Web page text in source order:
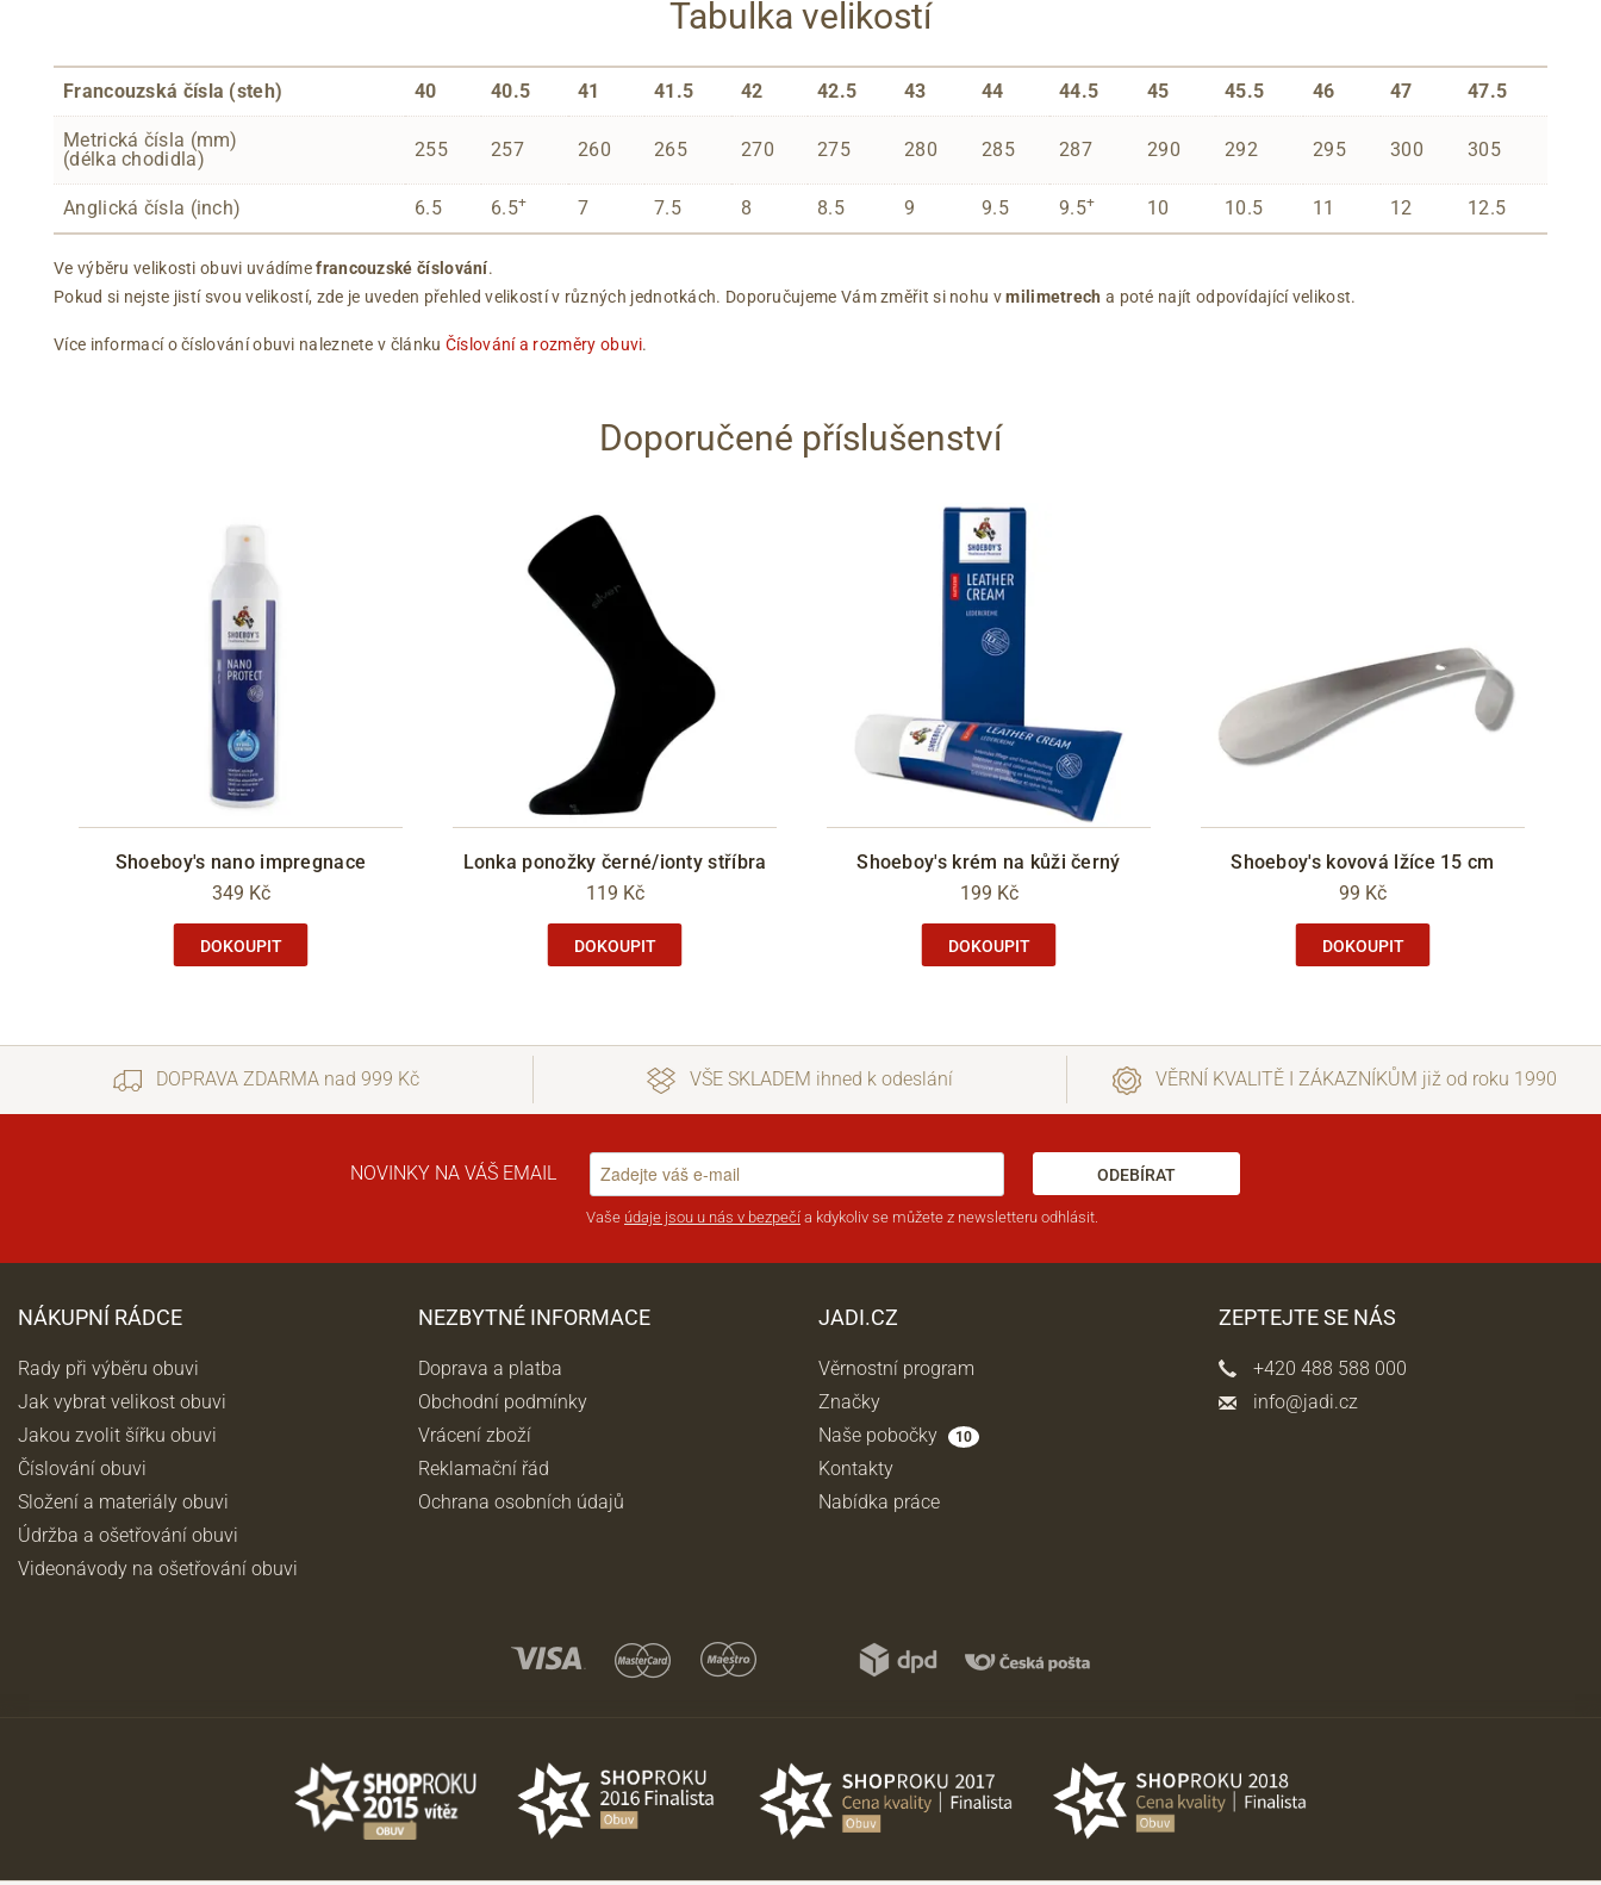
Tabulka velikostí
Francouzská čísla (steh) 40 40.5 41 41.5 42 42.5 43 44 44.5 45 45.5 46 47 47.5
Metrická čísla (mm)
(délka chodidla)
255 257 260 265 270 275 280 285 287 290 292 295 300 305
Anglická čísla (inch) 6.5 6.5+ 7 7.5 8 8.5 9 9.5 9.5+ 10 10.5 11 12 12.5
Ve výběru velikosti obuvi uvádímefrancouzské číslování.
Pokud si nejste jistí svou velikostí, zde je uveden přehled velikostí v různých jednotkách. Doporučujeme Vám změřit si nohu vmilimetrech a poté najít odpovídající velikost.
Více informací o číslování obuvi naleznete v článku Číslování a rozměry obuvi.
Doporučené příslušenství
Shoeboy's nano impregnace
349 Kč
DOKOUPIT
Lonka ponožky černé/ionty stříbra
119 Kč
DOKOUPIT
Shoeboy's krém na kůži černý
199 Kč
DOKOUPIT
Shoeboy's kovová lžíce 15 cm
99 Kč
DOKOUPIT
DOPRAVA ZDARMA nad 999 Kč VŠE SKLADEM ihned k odeslání VĚRNÍ KVALITĚ I ZÁKAZNÍKŮM již od roku 1990
NOVINKY NA VÁŠ EMAIL ODEBÍRAT
Vaše údaje jsou u nás v bezpečí a kdykoliv se můžete z newsletteru odhlásit.
NÁKUPNÍ RÁDCE
Rady při výběru obuvi
Jak vybrat velikost obuvi
Jakou zvolit šířku obuvi
Číslování obuvi
Složení a materiály obuvi
Údržba a ošetřování obuvi
Videonávody na ošetřování obuvi
NEZBYTNÉ INFORMACE
Doprava a platba
Obchodní podmínky
Vrácení zboží
Reklamační řád
Ochrana osobních údajů
JADI.CZ
Věrnostní program
Značky
Naše pobočky
10
Kontakty
Nabídka práce
ZEPTEJTE SE NÁS
+420 488 588 000
info@jadi.cz